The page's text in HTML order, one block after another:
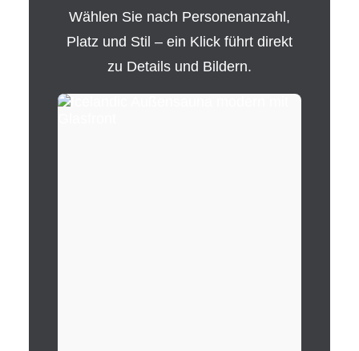
Wählen Sie nach Personenanzahl,
Platz und Stil – ein Klick führt direkt
zu Details und Bildern.